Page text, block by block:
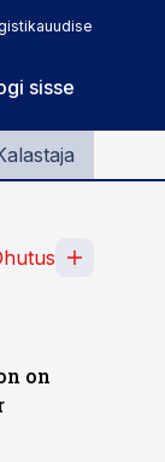
sisse
on